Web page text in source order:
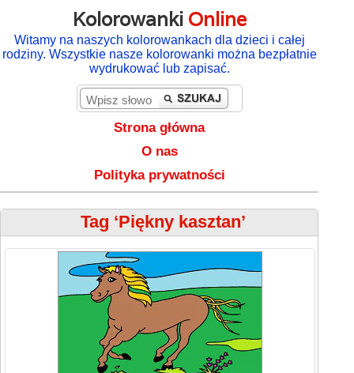
Kolorowanki Online
Witamy na naszych kolorowankach dla dzieci i całej
rodziny. Wszystkie nasze kolorowanki można bezpłatnie
wydrukować lub zapisać.
Strona główna
O nas
Polityka prywatności
Tag ‘Piękny kasztan’